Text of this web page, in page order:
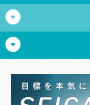
クロール・背泳ぎ
スイムスクール
16歳以上の男女
入会したい場
か？